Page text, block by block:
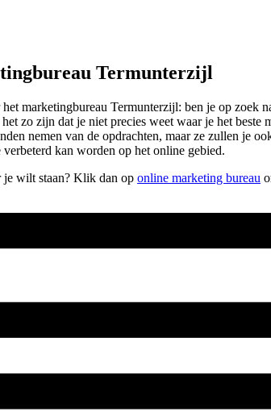
Termunterzijl
marketingbureau Termunterzijl: ben je op zoek
zo zijn dat je niet precies weet waar je het beste
nemen van de opdrachten, maar ze zullen je
kan worden op het online gebied.
je wilt staan? Klik dan op online marketing bureau